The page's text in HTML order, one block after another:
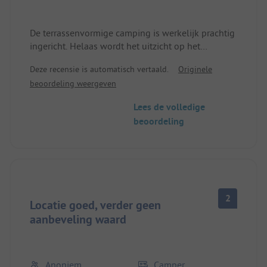
De terrassenvormige camping is werkelijk prachtig
ingericht. Helaas wordt het uitzicht op het
aluminiumfabriek, waardoor we besloten om ons
oorspronkelijke plan om een nacht langer te
reizen. Ook de E4 is niet te negeren. Door het
geringe verkeer in de nachturen was dit echter
Deze recensie is automatisch vertaald.
Originele
beoordeling weergeven
Lees de volledige
beoordeling
Locatie goed, verder geen
aanbeveling waard
2
Anoniem Camper